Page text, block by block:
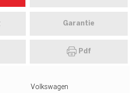
Garantie
Pdf
Volkswagen